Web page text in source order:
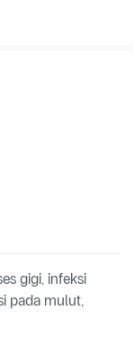
gigi, infeksi
pada mulut,